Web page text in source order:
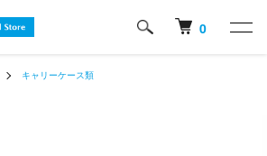
0
キャリーケース類